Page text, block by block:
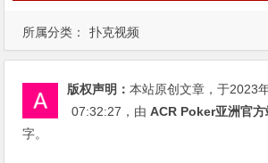
所属分类： 扑克视频
版权声明：本站原创文章，于2023
07:32:27 ，由ACR Poker亚洲官方
字。